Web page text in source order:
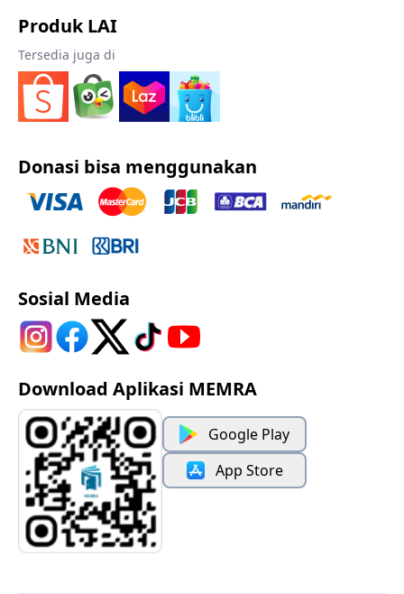
Produk LAI
Tersedia juga di
Donasi bisa menggunakan
Sosial Media
Download Aplikasi MEMRA
Google Play
App Store